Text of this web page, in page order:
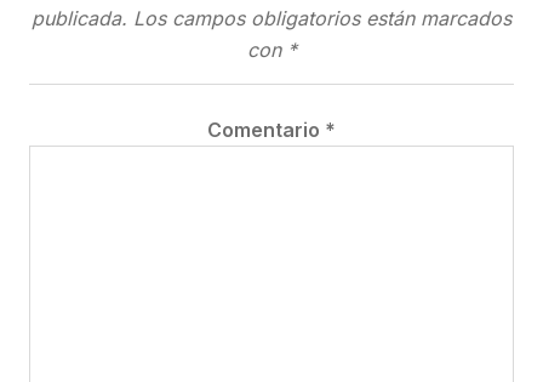
publicada. Los campos obligatorios están marcados
con *
Comentario *